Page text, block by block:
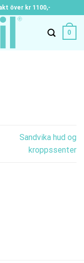
över kr 1100,-
0
Sandvika hud og
kroppssenter